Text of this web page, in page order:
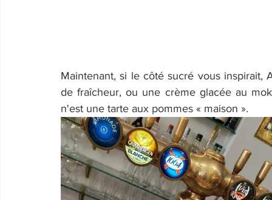
Maintenant, si le côté sucré vous inspirait,
de fraîcheur, ou une crème glacée au
n'est une tarte aux pommes « maison ».